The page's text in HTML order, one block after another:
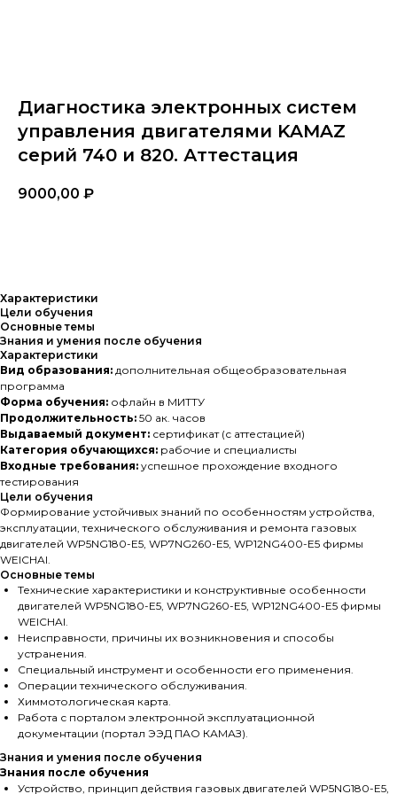
Диагностика электронных систем
управления двигателями KAMAZ
серий 740 и 820. Аттестация
9000,00 ₽
Характеристики
Цели обучения
Основные темы
Знания и умения после обучения
Характеристики
Вид образования: дополнительная общеобразовательная
программа
Форма обучения: офлайн в МИТТУ
Продолжительность: 50 ак. часов
Выдаваемый документ: сертификат (с аттестацией)
Категория обучающихся: рабочие и специалисты
Входные требования: успешное прохождение входного
тестирования
Цели обучения
Формирование устойчивых знаний по особенностям устройства,
эксплуатации, технического обслуживания и ремонта газовых
двигателей WP5NG180-E5, WP7NG260-E5, WP12NG400-E5 фирмы
WEICHAI.
Основные темы
Технические характеристики и конструктивные особенности
двигателей WP5NG180-E5, WP7NG260-E5, WP12NG400-E5 фирмы
WEICHAI.
Неисправности, причины их возникновения и способы
устранения.
Специальный инструмент и особенности его применения.
Операции технического обслуживания.
Химмотологическая карта.
Работа с порталом электронной эксплуатационной
документации (портал ЭЭД ПАО КАМАЗ).
Знания и умения после обучения
Знания после обучения
Устройство, принцип действия газовых двигателей WP5NG180-E5,